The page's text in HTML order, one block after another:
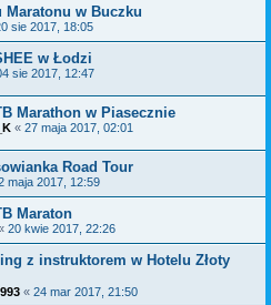
Maratonu w Buczku
sie 2017, 18:05
w Łodzi
sie 2017, 12:47
Marathon w Piasecznie
« 27 maja 2017, 02:01
Road Tour
maja 2017, 12:59
Maraton
20 kwie 2017, 22:26
z instruktorem w Hotelu Złoty
« 24 mar 2017, 21:50